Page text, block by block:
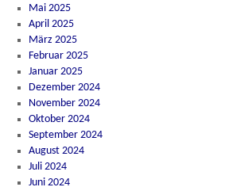
Mai 2025
April 2025
März 2025
Februar 2025
Januar 2025
Dezember 2024
November 2024
Oktober 2024
September 2024
August 2024
Juli 2024
Juni 2024